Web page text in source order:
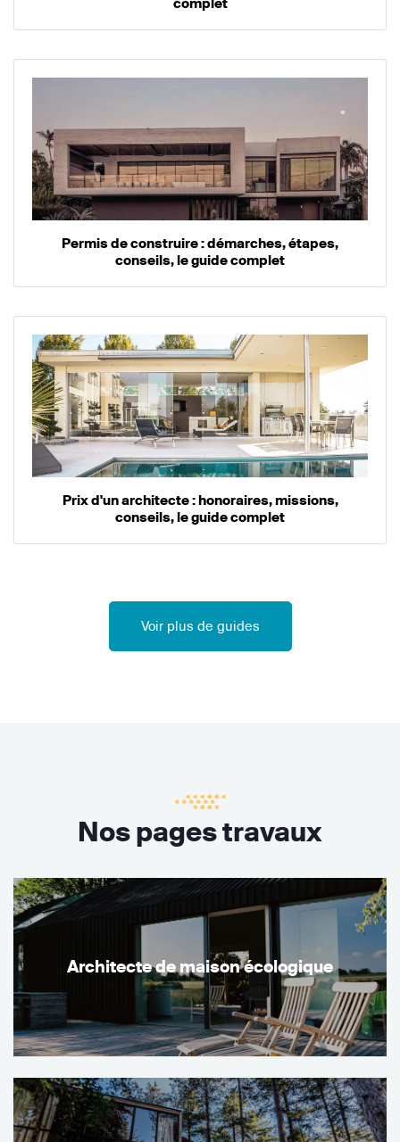
complet
Permis de construire : démarches, étapes,
conseils, le guide complet
Prix d'un architecte : honoraires, missions,
conseils, le guide complet
Voir plus de guides
Nos pages travaux
Architecte de maison écologique